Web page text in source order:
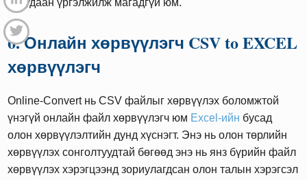
удаан үргэлжилж магадгүй юм.
6. Онлайн хөрвүүлэгч CSV to EXCEL
хөрвүүлэгч
Online-Convert нь CSV файлыг хөрвүүлэх боломжтой
үнэгүй онлайн файл хөрвүүлэгч юм Excel-ийн бусад
олон хөрвүүлэлтийн дунд хүснэгт. Энэ нь олон төрлийн
хөрвүүлэх сонголтуудтай бөгөөд энэ нь янз бүрийн файл
хөрвүүлэх хэрэгцээнд зориулагдсан олон талын хэрэгсэл